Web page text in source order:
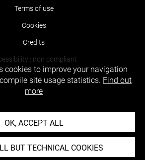
Terms of use
Cookies
Credits
: non compliant
cookies to improve your navigation
site usage statistics. Find out
more
OK, ACCEPT ALL
BUT TECHNICAL COOKIES